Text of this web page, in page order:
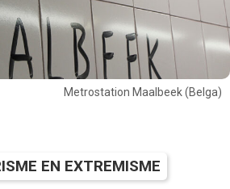
Metrostation Maalbeek (Belga)
EN EXTREMISME